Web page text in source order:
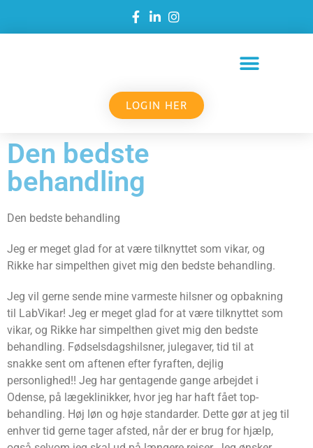
LOGIN HER
Den bedste
behandling
Den bedste behandling
Jeg er meget glad for at være tilknyttet som vikar, og
Rikke har simpelthen givet mig den bedste behandling.
Jeg vil gerne sende mine varmeste hilsner og opbakning
til LabVikar! Jeg er meget glad for at være tilknyttet som
vikar, og Rikke har simpelthen givet mig den bedste
behandling. Fødselsdagshilsner, julegaver, tid til at
snakke sent om aftenen efter fyraften, dejlig
personlighed!! Jeg har gentagende gange arbejdet i
Odense, på lægeklinikker, hvor jeg har haft fået top-
behandling. Høj løn og høje standarder. Dette gør at jeg til
enhver tid gerne tager afsted, når der er brug for hjælp,